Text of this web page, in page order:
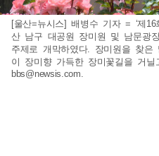
[울산=뉴시스] 배병수 기자 = ‘제
산 남구 대공원 장미원 및 남문광
주제로 개막하였다. 장미원을 찾은
이 장미향 가득한 장미꽃길을 거닐
bbs@newsis.com